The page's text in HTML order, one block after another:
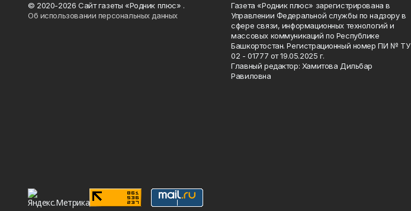
© 2020-2026 Сайт газеты «Родник плюс» .
Об использовании персональных данных
Газета «Родник плюс» зарегистрирована в
Управлении Федеральной службы по надзору в
сфере связи, информационных технологий и
массовых коммуникаций по Республике
Башкортостан. Регистрационный номер ПИ № ТУ
02 - 01777 от 19.05.2025 г.
Главный редактор: Хамитова Дильбар
Равиловна